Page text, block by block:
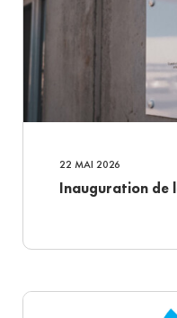
22 MAI 2026
Inauguration de